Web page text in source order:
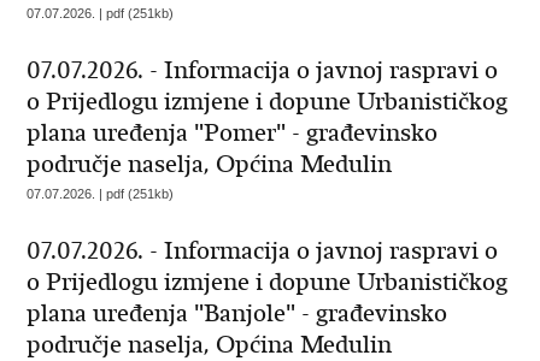
07.07.2026. | pdf (251kb)
07.07.2026. - Informacija o javnoj raspravi o
o Prijedlogu izmjene i dopune Urbanističkog
plana uređenja "Pomer" - građevinsko
područje naselja, Općina Medulin
07.07.2026. | pdf (251kb)
07.07.2026. - Informacija o javnoj raspravi o
o Prijedlogu izmjene i dopune Urbanističkog
plana uređenja "Banjole" - građevinsko
područje naselja, Općina Medulin